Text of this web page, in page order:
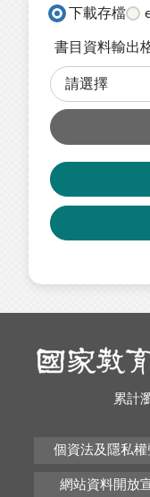
下載存檔
書目資料輸出
累計
個資法及隱私權
網站資料開放